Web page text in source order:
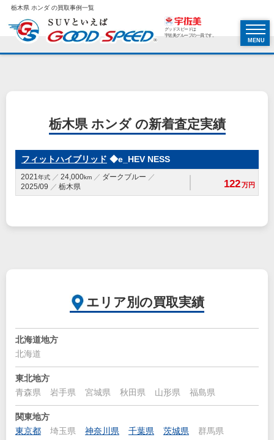
栃木県 ホンダ の買取事例一覧
グッドスピードは
宇佐美グループの一員です。
MENU
栃木県 ホンダ の新着査定実績
フィットハイブリッド ◆e_HEV NESS
2021年式 24,000km
ダークブルー
2025/09
栃木県 122万円
エリア別の買取実績
北海道地方
北海道
東北地方
青森県
岩手県 宮城県 秋田県 山形県 福島県
関東地方
東京都
埼玉県 神奈川県 千葉県 茨城県
群馬県